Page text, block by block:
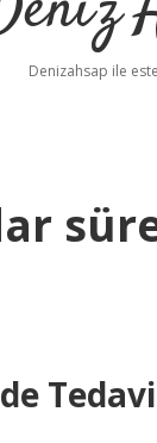
Denizahsap ile